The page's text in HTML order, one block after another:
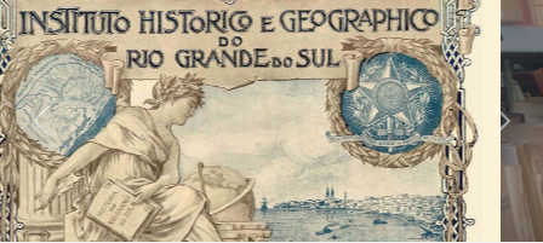
Skip to main content
Anterior